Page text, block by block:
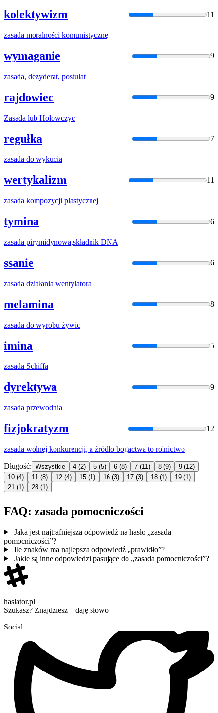
kolektywizm 11
zasada moralności komunistycznej
wymaganie 9
zasada, dezyderat, postulat
rajdowiec 9
Zasada lub Hołowczyc
regułka 7
zasada do wykucia
wertykalizm 11
zasada kompozycji plastycznej
tymina 6
zasada pirymidynowa,składnik DNA
ssanie 6
zasada działania wentylatora
melamina 8
zasada do wyrobu żywic
imina 5
zasada Schiffa
dyrektywa 9
zasada przewodnia
fizjokratyzm 12
zasada wolnej konkurencji, a źródło bogactwa to rolnictwo
Długość: Wszystkie 4 (2) 5 (5) 6 (8) 7 (11) 8 (9) 9 (12)
10 (4) 11 (8) 12 (4) 15 (1) 16 (3) 17 (3) 18 (1) 19 (1)
21 (1) 28 (1)
FAQ: zasada pomocniczości
Jaka jest najtrafniejsza odpowiedź na hasło „zasada
pomocniczości”?
Ile znaków ma najlepsza odpowiedź „prawidło”?
Jakie są inne odpowiedzi pasujące do „zasada pomocniczości”?
haslator.pl
Szukasz? Znajdziesz – daję słowo
Social